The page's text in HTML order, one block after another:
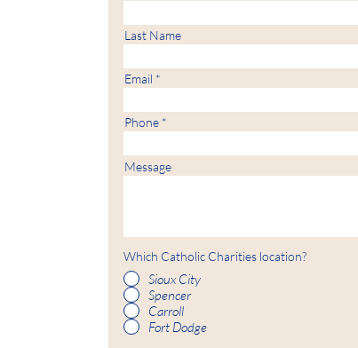
Last Name
Email
Phone
Message
Which Catholic Charities location?
Sioux City
Spencer
Carroll
Fort Dodge